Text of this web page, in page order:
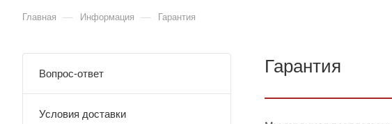
Главная — Информация — Гарантия
Гарантия
Вопрос-ответ
Условия доставки